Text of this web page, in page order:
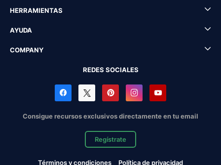
HERRAMIENTAS
AYUDA
COMPANY
REDES SOCIALES
Consigue recursos exclusivos directamente en tu email
Regístrate
Términos y condiciones
Política de privacidad